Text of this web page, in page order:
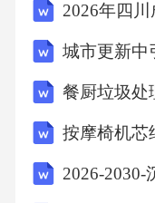
与客户建立良好
餐厨垃圾处
按摩椅机芯